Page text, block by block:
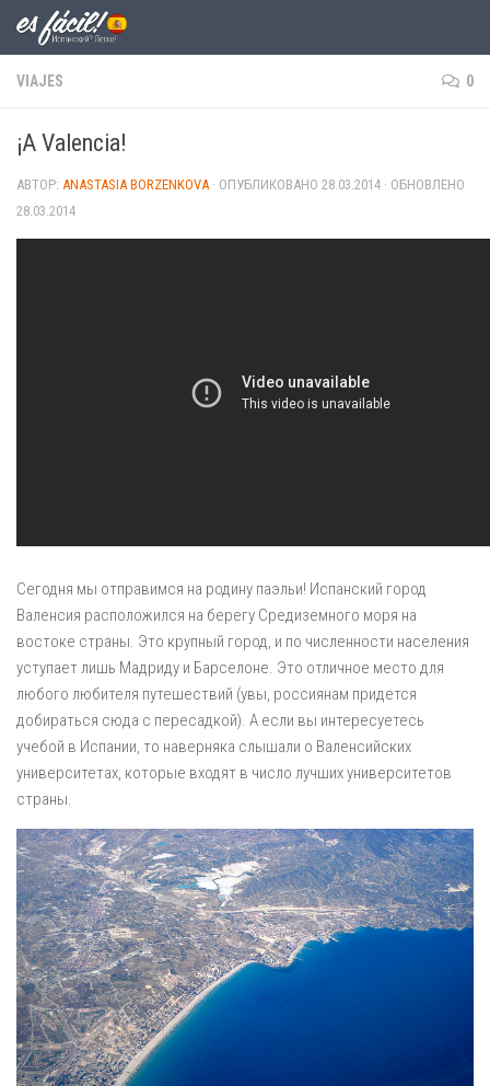
Skip to content
VIAJES 0
¡A Valencia!
АВТОР: ANASTASIA BORZENKOVA · ОПУБЛИКОВАНО 28.03.2014 · ОБНОВЛЕНО
28.03.2014
Сегодня мы отправимся на родину паэльи! Испанский город
Валенсия расположился на берегу Средиземного моря на
востоке страны. Это крупный город, и по численности населения
уступает лишь Мадриду и Барселоне. Это отличное место для
любого любителя путешествий (увы, россиянам придется
добираться сюда с пересадкой). А если вы интересуетесь
учебой в Испании, то наверняка слышали о Валенсийских
университетах, которые входят в число лучших университетов
страны.